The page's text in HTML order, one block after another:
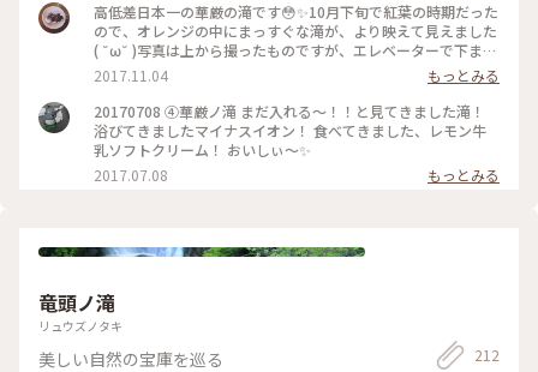
高低差日本一の華厳の滝です😳✨10月下旬で紅葉の時期だった
ので、オレンジの中にまっすぐな滝が、より映えて見えました
( ˘ω˘ )写真は上から撮ったものですが、エレベーターで下まで
降りるとまた一段と迫力のある滝が見られます🙆🙆 #華厳の滝
#日光#滝#紅葉#日本一
2017.11.04
もっとみる
20170708 ④華厳ノ滝 まだ入れる〜！！と見てきました滝！
浴びてきましたマイナスイオン！ 食べてきました、レモン牛
乳ソフトクリーム！ おいしぃ〜✨
2017.07.08
もっとみる
竜頭ノ滝
リュウズノタキ
美しい自然の宝庫を巡る 212